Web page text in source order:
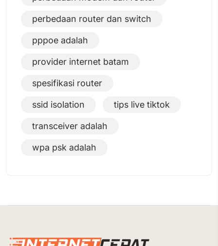
perbedaan router dan switch
pppoe adalah
provider internet batam
spesifikasi router
ssid isolation tips live tiktok
transceiver adalah
wpa psk adalah